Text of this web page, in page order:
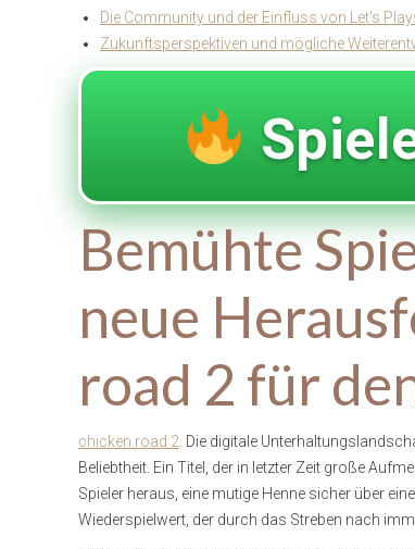
Die Community und der Einfluss von Let's
Zukunftsperspektiven und mögliche
Bemühte
neue
road 2 für
chicken road 2 . Die digitale
Beliebtheit. Ein Titel, der in letzter Zeit große
Spieler heraus, eine mutige Henne sicher über
Wiederspielwert, der durch das Streben nach